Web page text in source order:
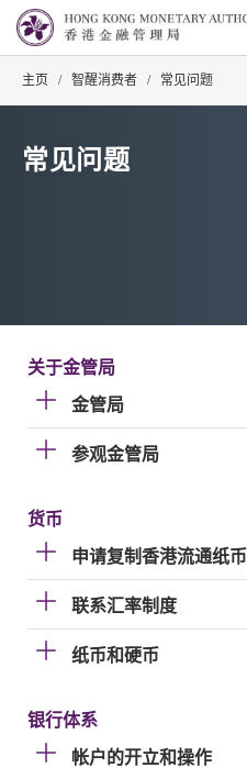
主页 / 智醒消费者 / 常见问题
常见问题
关于金管局
金管局
参观金管局
货币
申请复制香港流通纸币
联系汇率制度
纸币和硬币
银行体系
帐户的开立和操作